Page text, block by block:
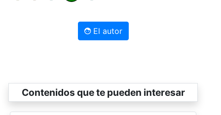
El autor
Contenidos que te pueden interesar